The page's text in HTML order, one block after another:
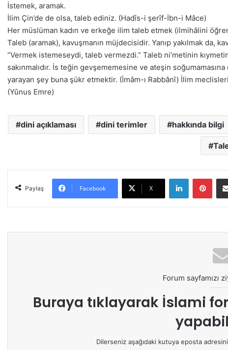
İstemek, aramak.
İlim Çin’de de olsa, taleb ediniz. (Hadîs-i şerîf-İbn-i Mâce)
Her müslüman kadın ve erkeğe ilim taleb etmek (ilmihâlini
Taleb (aramak), kavuşmanın müjdecisidir. Yanıp yakılmak da,
“Vermek istemeseydi, taleb vermezdi.” Taleb ni’metinin
sakınmalıdır. İs teğin gevşememesine ve ateşin
yarayan şey buna şükr etmektir. (İmâm-ı Rabbânî) İlim
(Yûnus Emre)
dini açıklaması dini terimler hakkında bilgi
Paylaş Facebook X
Forum sayfamızı
Buraya tıklayarak İslami
Dilerseniz aşağıdaki kutuya eposta